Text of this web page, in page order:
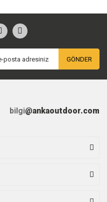
GÖNDER
bilgi@ankaoutdoor.com